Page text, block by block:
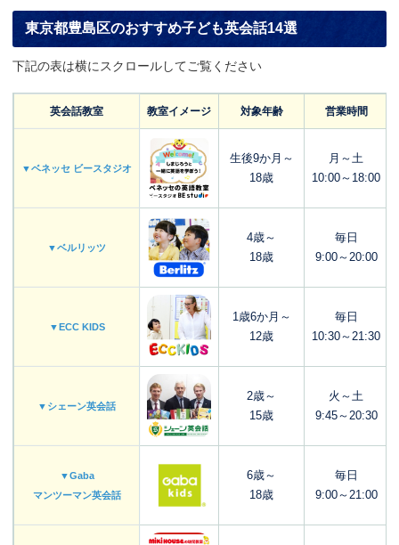
東京都豊島区のおすすめ子ども英会話14選
下記の表は横にスクロールしてご覧ください
英会話教室 教室イメージ 対象年齢 営業時間
▼ベネッセ ビースタジオ
生後9か月～
18歳
月～土
10:00～18:00
▼ベルリッツ
4歳～
18歳
毎日
9:00～20:00
▼ECC KIDS
1歳6か月～
12歳
毎日
10:30～21:30
▼シェーン英会話
2歳～
15歳
火～土
9:45～20:30
▼Gaba
マンツーマン英会話
6歳～
18歳
毎日
9:00～21:00